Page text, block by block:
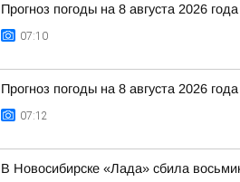
Прогноз погоды на 8 августа 2026
07:10
Прогноз погоды на 8 августа 2026
07:12
В Новосибирске «Лада» сбила